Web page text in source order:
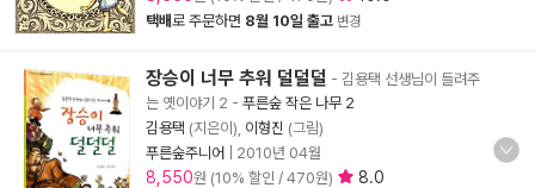
택배로 주문하면 8월 10일 출고 변경
장승이 너무 추워 덜덜덜 - 김용택 선생님이 들려주
는 옛이야기 2 - 푸른숲 작은 나무 2
김용택 (지은이), 이형진 (그림)
푸른숲주니어
2010년 04월
8,550원 (10% 할인 / 470원)
8.0